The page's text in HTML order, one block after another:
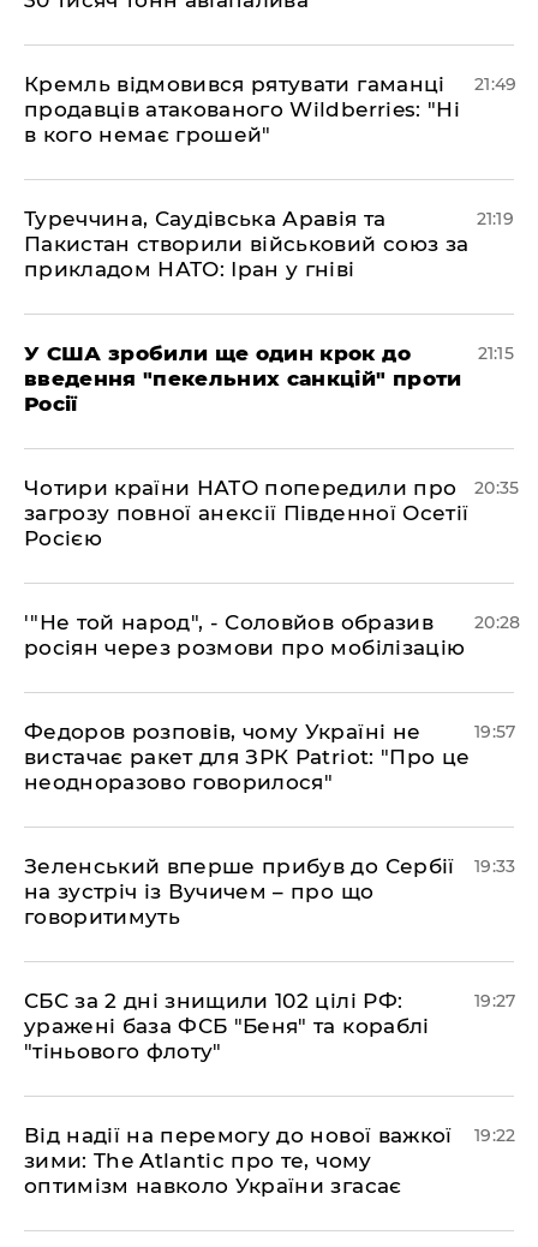
​Кремль відмовився рятувати гаманці
продавців атакованого Wildberries: "Ні
в кого немає грошей"
21:49
​Туреччина, Саудівська Аравія та
Пакистан створили військовий союз за
прикладом НАТО: Іран у гніві
21:19
​У США зробили ще один крок до
введення "пекельних санкцій" проти
Росії
21:15
​Чотири країни НАТО попередили про
загрозу повної анексії Південної Осетії
Росією
20:35
​'"Не той народ", - Соловйов образив
росіян через розмови про мобілізацію
20:28
​Федоров розповів, чому Україні не
вистачає ракет для ЗРК Patriot: "Про це
неодноразово говорилося"
19:57
​Зеленський вперше прибув до Сербії
на зустріч із Вучичем – про що
говоритимуть
19:33
​СБС за 2 дні знищили 102 цілі РФ:
уражені база ФСБ "Беня" та кораблі
"тіньового флоту"
19:27
​Від надії на перемогу до нової важкої
зими: The Atlantic про те, чому
оптимізм навколо України згасає
19:22